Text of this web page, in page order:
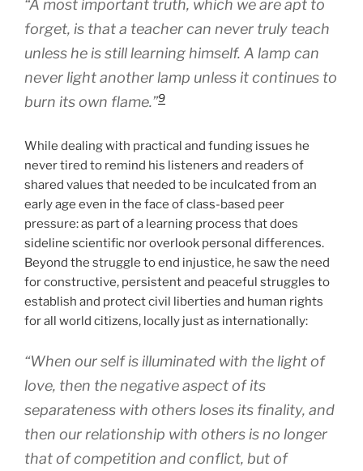
“A most important truth, which we are apt to
forget, is that a teacher can never truly teach
unless he is still learning himself. A lamp can
never light another lamp unless it continues to
burn its own flame.”9
While dealing with practical and funding issues he
never tired to remind his listeners and readers of
shared values that needed to be inculcated from an
early age even in the face of class-based peer
pressure: as part of a learning process that does
sideline scientific nor overlook personal differences.
Beyond the struggle to end injustice, he saw the need
for constructive, persistent and peaceful struggles to
establish and protect civil liberties and human rights
for all world citizens, locally just as internationally:
“When our self is illuminated with the light of
love, then the negative aspect of its
separateness with others loses its finality, and
then our relationship with others is no longer
that of competition and conflict, but of